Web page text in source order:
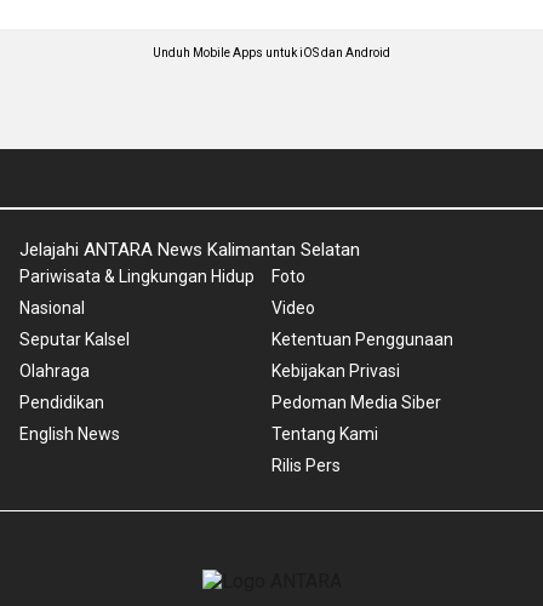
Unduh Mobile Apps untuk iOS dan Android
Jelajahi ANTARA News Kalimantan Selatan
Pariwisata & Lingkungan Hidup
Nasional
Seputar Kalsel
Olahraga
Pendidikan
English News
Foto
Video
Ketentuan Penggunaan
Kebijakan Privasi
Pedoman Media Siber
Tentang Kami
Rilis Pers